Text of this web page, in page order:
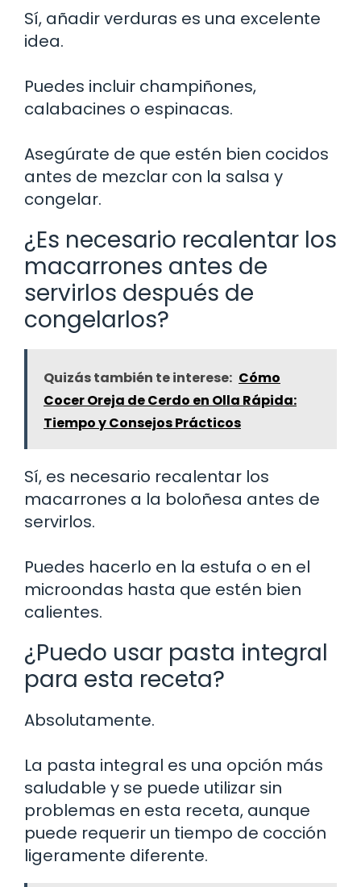
Sí, añadir verduras es una excelente
idea.
Puedes incluir champiñones,
calabacines o espinacas.
Asegúrate de que estén bien cocidos
antes de mezclar con la salsa y
congelar.
¿Es necesario recalentar los
macarrones antes de
servirlos después de
congelarlos?
Quizás también te interese: Cómo
Cocer Oreja de Cerdo en Olla Rápida:
Tiempo y Consejos Prácticos
Sí, es necesario recalentar los
macarrones a la boloñesa antes de
servirlos.
Puedes hacerlo en la estufa o en el
microondas hasta que estén bien
calientes.
¿Puedo usar pasta integral
para esta receta?
Absolutamente.
La pasta integral es una opción más
saludable y se puede utilizar sin
problemas en esta receta, aunque
puede requerir un tiempo de cocción
ligeramente diferente.